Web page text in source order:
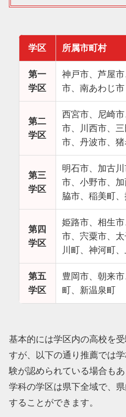
学区 所属市町村
第一
学区
神戸市、芦屋
市、南あわじ市
第二
学区
西宮市、尼崎
市、川西市、
市、丹波市、猪
第三
学区
明石市、加古
市、小野市、
脇市、稲美町、
第四
学区
姫路市、相生
市、宍粟市、
川町、神河町、
第五
学区
豊岡市、朝来
町、新温泉町
基本的には学区内の高校を
すが、以下の通り推薦では
験が認められている場合も
学科の学区は県下全域で、
することができます。